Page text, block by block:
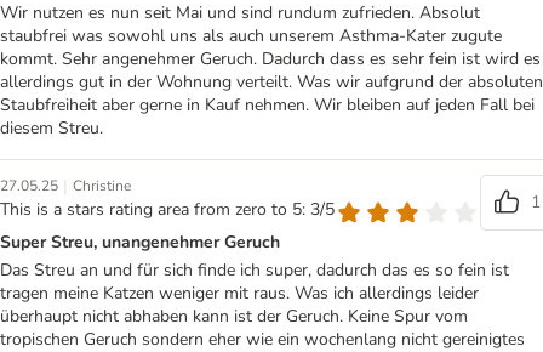
Wir nutzen es nun seit Mai und sind rundum zufrieden. Absolut
staubfrei was sowohl uns als auch unserem Asthma-Kater zugute
kommt. Sehr angenehmer Geruch. Dadurch dass es sehr fein ist wird es
allerdings gut in der Wohnung verteilt. Was wir aufgrund der absoluten
Staubfreiheit aber gerne in Kauf nehmen. Wir bleiben auf jeden Fall bei
diesem Streu.
27.05.25 | Christine
This is a stars rating area from zero to 5: 3/5
1
Super Streu, unangenehmer Geruch
Das Streu an und für sich finde ich super, dadurch das es so fein ist
tragen meine Katzen weniger mit raus. Was ich allerdings leider
überhaupt nicht abhaben kann ist der Geruch. Keine Spur vom
tropischen Geruch sondern eher wie ein wochenlang nicht gereinigtes